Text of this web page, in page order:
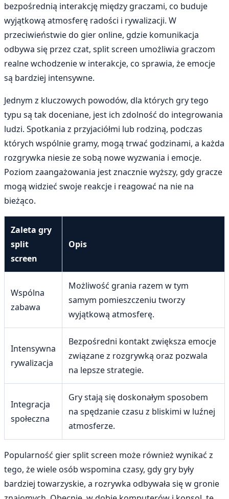
bezpośrednią interakcję między graczami, co buduje
wyjątkową atmosferę radości i rywalizacji. W
przeciwieństwie do gier online, gdzie komunikacja
odbywa się przez czat, split screen umożliwia graczom
realne wchodzenie w interakcje, co sprawia, że emocje
są bardziej intensywne.
Jednym z kluczowych powodów, dla których gry tego
typu są tak doceniane, jest ich zdolność do integrowania
ludzi. Spotkania z przyjaciółmi lub rodziną, podczas
których wspólnie gramy, mogą trwać godzinami, a każda
rozgrywka niesie ze sobą nowe wyzwania i emocje.
Poziom zaangażowania jest znacznie wyższy, gdy gracze
mogą widzieć swoje reakcje i reagować na nie na
bieżąco.
Zaleta gry
split
screen
Opis
Wspólna
zabawa
Możliwość grania razem w tym
samym pomieszczeniu tworzy
wyjątkową atmosferę.
Intensywna
rywalizacja
Bezpośredni kontakt zwiększa emocje
związane z rozgrywką oraz pozwala
na lepsze strategie.
Integracja
społeczna
Gry stają się doskonałym sposobem
na spędzanie czasu z bliskimi w luźnej
atmosferze.
Popularność gier split screen może również wynikać z
tego, że wiele osób wspomina czasy, gdy gry były
bardziej towarzyskie, a rozrywka odbywała się w gronie